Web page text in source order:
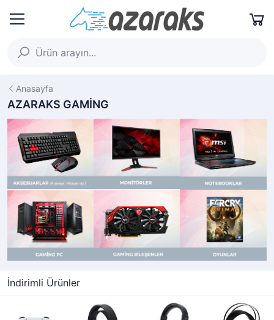
Anasayfa
AZARAKS GAMİNG
İndirimli Ürünler